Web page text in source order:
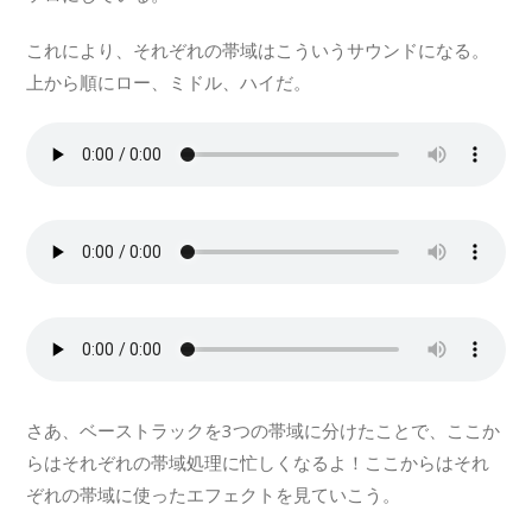
これにより、それぞれの帯域はこういうサウンドになる。
上から順にロー、ミドル、ハイだ。
さあ、ベーストラックを3つの帯域に分けたことで、ここか
らはそれぞれの帯域処理に忙しくなるよ！ここからはそれ
ぞれの帯域に使ったエフェクトを見ていこう。